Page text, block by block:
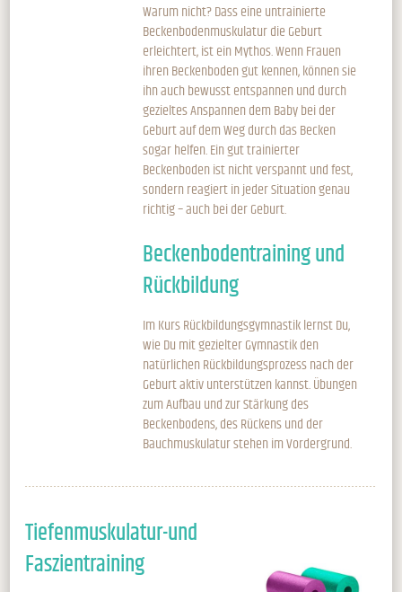
Warum nicht? Dass eine untrainierte
Beckenbodenmuskulatur die Geburt
erleichtert, ist ein Mythos. Wenn Frauen
ihren Beckenboden gut kennen, können sie
ihn auch bewusst entspannen und durch
gezieltes Anspannen dem Baby bei der
Geburt auf dem Weg durch das Becken
sogar helfen. Ein gut trainierter
Beckenboden ist nicht verspannt und fest,
sondern reagiert in jeder Situation genau
richtig – auch bei der Geburt.
Beckenboden­training und
Rückbildung
Im Kurs Rückbildungsgymnastik lernst Du,
wie Du mit gezielter Gymnastik den
natürlichen Rückbildungsprozess nach der
Geburt aktiv unterstützen kannst. Übungen
zum Aufbau und zur Stärkung des
Beckenbodens, des Rückens und der
Bauchmuskulatur stehen im Vordergrund.
Tiefenmuskulatur-und
Faszientraining